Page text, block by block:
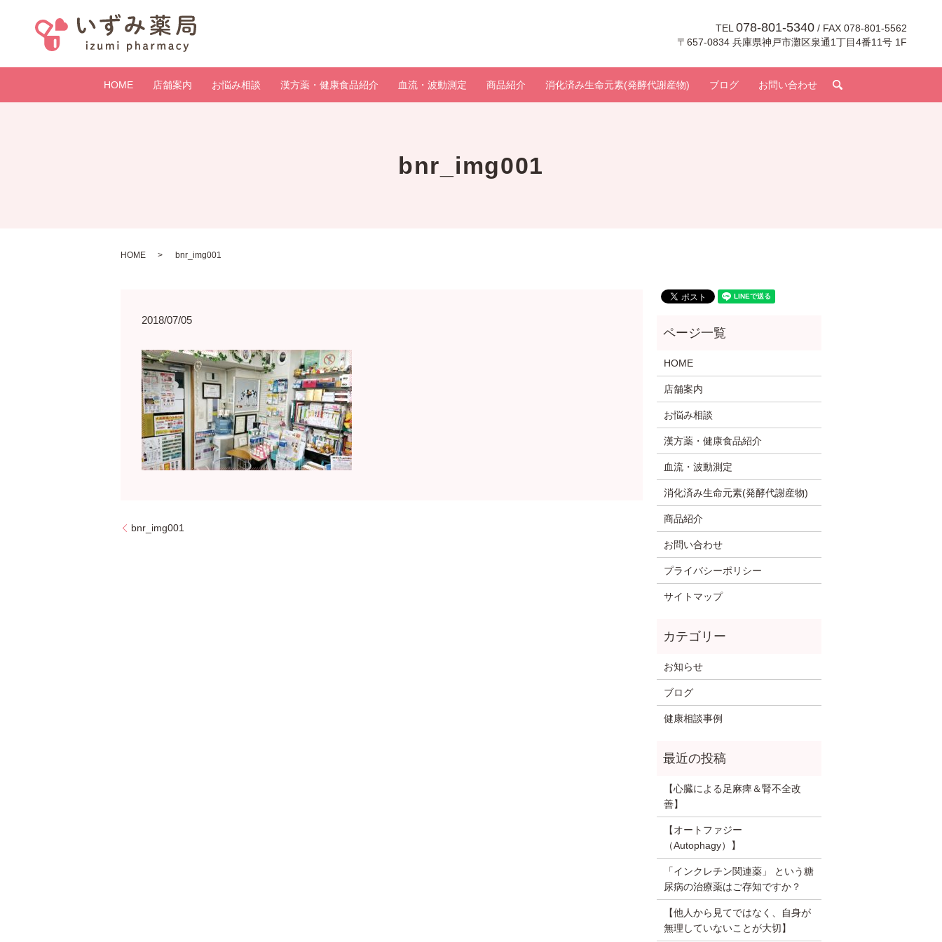
TEL 078-801-5340 / FAX 078-801-5562
〒657-0834 兵庫県神戸市灘区泉通1丁目4番11号 1F
HOME 店舗案内 お悩み相談 漢方薬・健康食品紹介 血流・波動測定 商品紹介 消化済み生命元素(発酵代謝産物) ブログ お問い合わせ
bnr_img001
HOME bnr_img001
2018/07/05
bnr_img001
HOME
店舗案内
お悩み相談
漢方薬・健康食品紹介
血流・波動測定
消化済み生命元素(発酵代謝産物)
商品紹介
お問い合わせ
プライバシーポリシー
サイトマップ
お知らせ
ブログ
健康相談事例
【心臓による足麻痺＆腎不全改
善】
【オートファジー
（Autophagy）】
「インクレチン関連薬」 という糖
尿病の治療薬はご存知ですか？
【他人から見てではなく、自身が
無理していないことが大切】